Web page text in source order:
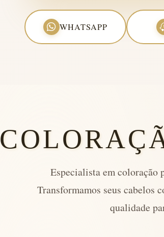
WHATSAPP
Especialista em coloração
Transformamos seus cabelos
qualidade